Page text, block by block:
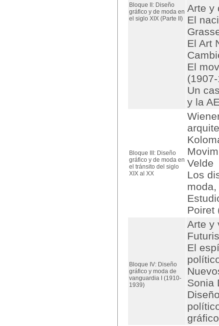
Bloque II: Diseño
gráfico y de moda en
el siglo XIX (Parte II)
Arte y
El
El Art
El
Un
y la
Bloque III: Diseño
gráfico y de moda en
el tránsito del siglo
XIX al XX
Velde
Los
Poiret
Bloque IV: Diseño
gráfico y moda de
vanguardia I (1910-
1939)
Arte y
El
Sonia
gráfico